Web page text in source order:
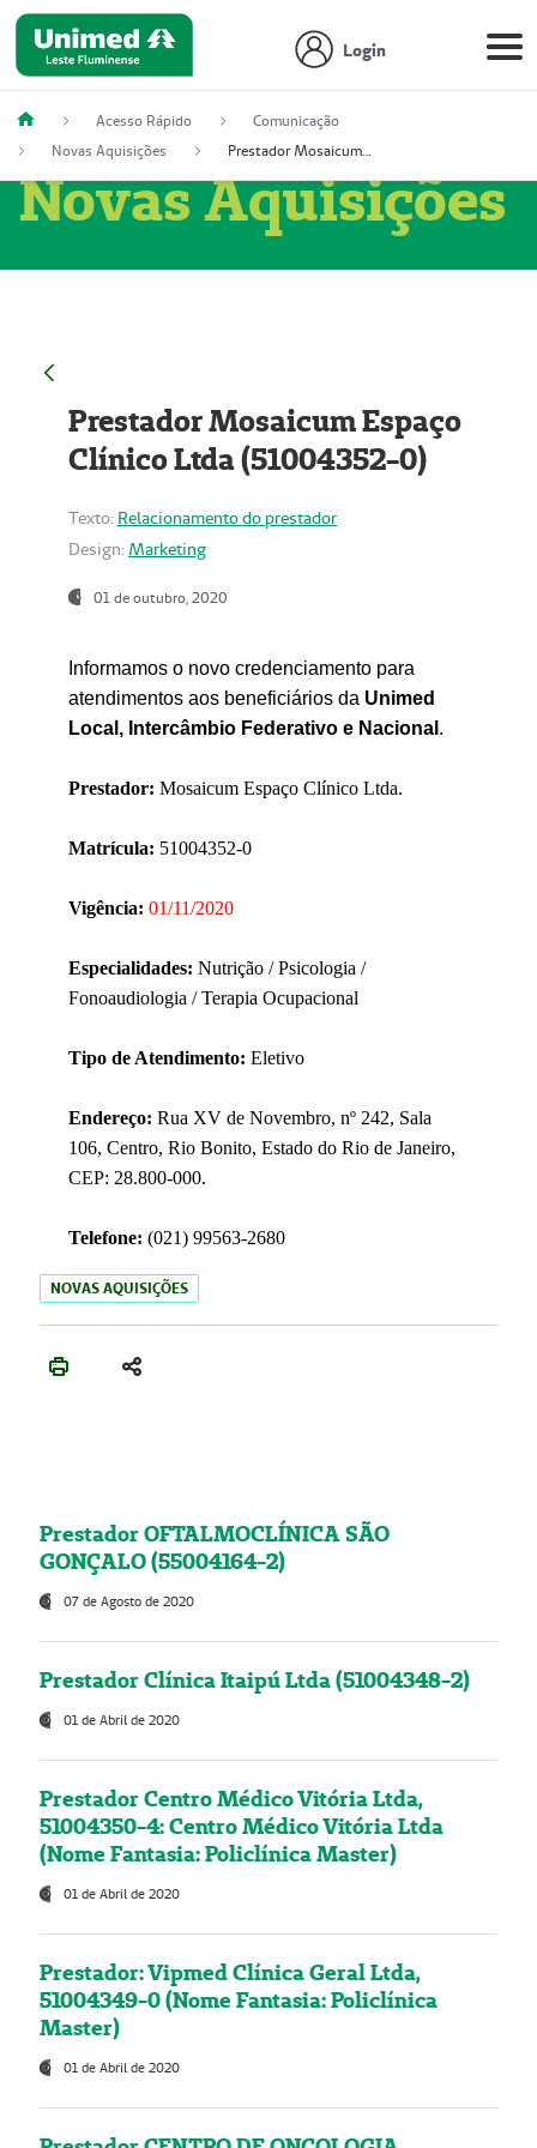
Login
Acesso Rápido
Comunicação
Novas Aquisições
Prestador Mosaicum Espaço Clínico Ltda (51004352-0)
Novas Aquisições
Prestador Mosaicum Espaço
Clínico Ltda (51004352-0)
Texto: Relacionamento do prestador
Design: Marketing
01 de outubro, 2020
Informamos o novo credenciamento para
atendimentos aos beneficiários da Unimed
Local, Intercâmbio Federativo e Nacional .
Prestador: Mosaicum Espaço Clínico Ltda.
Matrícula: 51004352-0
Vigência: 01/11/2020
Especialidades: Nutrição / Psicologia /
Fonoaudiologia / Terapia Ocupacional
Tipo de Atendimento: Eletivo
Endereço: Rua XV de Novembro, nº 242, Sala
106, Centro, Rio Bonito, Estado do Rio de Janeiro,
CEP: 28.800-000.
Telefone: (021) 99563-2680
NOVAS AQUISIÇÕES
Prestador OFTALMOCLÍNICA SÃO
GONÇALO (55004164-2)
07 de Agosto de 2020
Prestador Clínica Itaipú Ltda (51004348-2)
01 de Abril de 2020
Prestador Centro Médico Vitória Ltda,
51004350-4: Centro Médico Vitória Ltda
(Nome Fantasia: Policlínica Master)
01 de Abril de 2020
Prestador: Vipmed Clínica Geral Ltda,
51004349-0 (Nome Fantasia: Policlínica
Master)
01 de Abril de 2020